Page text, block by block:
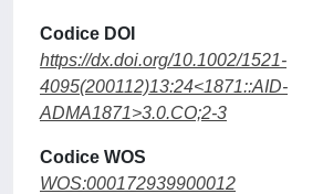
Codice DOI
https://dx.doi.org/10.1002/1521-
4095(200112)13:24<1871::AID-
ADMA1871>3.0.CO;2-3
Codice WOS
WOS:000172939900012